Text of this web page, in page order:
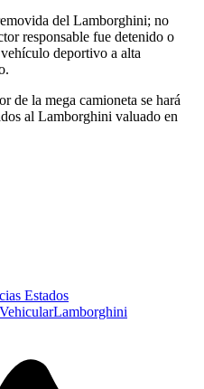
del Lamborghini; no
responsable fue detenido o
deportivo a alta
de la mega camioneta se hará
al Lamborghini valuado en
Estados
Lamborghini